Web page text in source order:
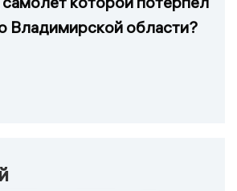
Владимирской области?